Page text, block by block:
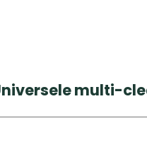
multi-